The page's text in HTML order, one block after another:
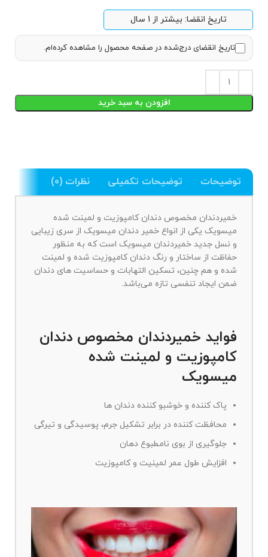
تاریخ انقضا: بیشتر از 1 سال
تاریخ انقضای درج‌شده در صفحه محصول را مشاهده کرده‌ام.
افزودن به سبد خرید
توضیحات توضیحات تکمیلی نظرات (0)
خمیردندان مخصوص دندان کامپوزیت و لمینت شده
میسویک یکی از انواع خمیر دندان میسویک از سری زیبایی
و نسل جدید خمیردندان میسویک است که به منظور
حفاظت از ساختار و رنگ دندان کامپوزیت شده و لمینت
شده و هم چنین، تسکین التهابات و حساسیت های دندان
ضمن ایجاد تنفسی تازه می‌باشد.
فواید خمیردندان مخصوص دندان
کامپوزیت و لمینت شده
میسویک
پاک کننده و خوشبو کننده دندان ها
محافظت کننده در برابر تشکیل جرم، پوسیدگی و تیرگی
جلوگیری از بوی نامطبوع دهان
افزایش طول عمر لمینیت و کامپوزیت